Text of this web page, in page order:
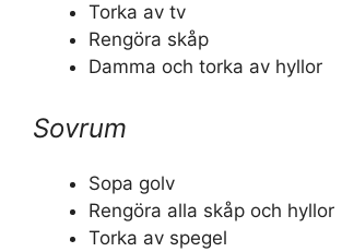
Torka av tv
Rengöra skåp
Damma och torka av hyllor
Sovrum
Sopa golv
Rengöra alla skåp och hyllor
Torka av spegel